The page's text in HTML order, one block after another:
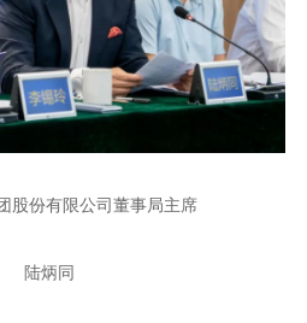
股份有限公司董事局主席
陆炳同